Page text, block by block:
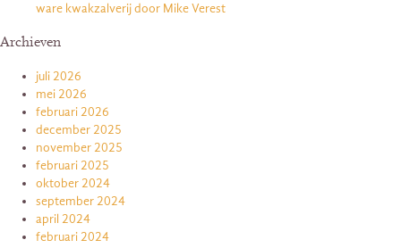
ware kwakzalverij door Mike Verest
Archieven
juli 2026
mei 2026
februari 2026
december 2025
november 2025
februari 2025
oktober 2024
september 2024
april 2024
februari 2024